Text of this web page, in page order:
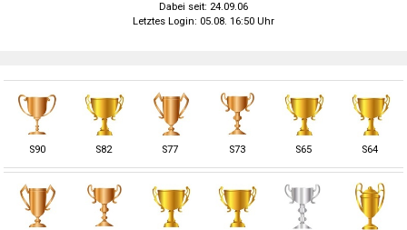
Dabei seit: 24.09.06
Letztes Login: 05.08. 16:50 Uhr
S90 S82 S77 S73 S65 S64